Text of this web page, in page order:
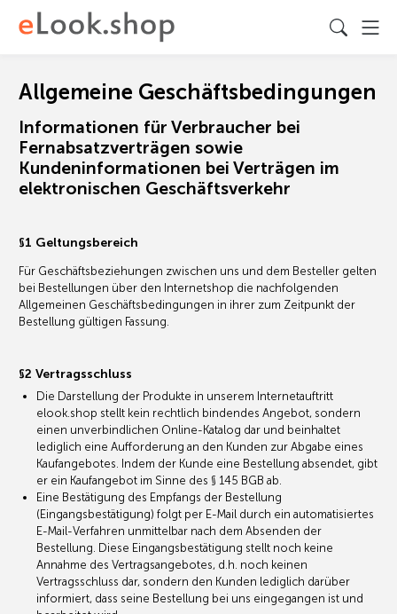
Allgemeine Geschäftsbedingungen
Informationen für Verbraucher bei
Fernabsatzverträgen sowie
Kundeninformationen bei Verträgen im
elektronischen Geschäftsverkehr
§1 Geltungsbereich
Für Geschäftsbeziehungen zwischen uns und dem Besteller gelten
bei Bestellungen über den Internetshop die nachfolgenden
Allgemeinen Geschäftsbedingungen in ihrer zum Zeitpunkt der
Bestellung gültigen Fassung.
§2 Vertragsschluss
Die Darstellung der Produkte in unserem Internetauftritt
elook.shop stellt kein rechtlich bindendes Angebot, sondern
einen unverbindlichen Online-Katalog dar und beinhaltet
lediglich eine Aufforderung an den Kunden zur Abgabe eines
Kaufangebotes. Indem der Kunde eine Bestellung absendet, gibt
er ein Kaufangebot im Sinne des § 145 BGB ab.
Eine Bestätigung des Empfangs der Bestellung
(Eingangsbestätigung) folgt per E-Mail durch ein automatisiertes
E-Mail-Verfahren unmittelbar nach dem Absenden der
Bestellung. Diese Eingangsbestätigung stellt noch keine
Annahme des Vertragsangebotes, d.h. noch keinen
Vertragsschluss dar, sondern den Kunden lediglich darüber
informiert, dass seine Bestellung bei uns eingegangen ist und